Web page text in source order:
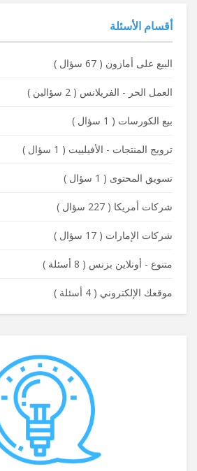
أقسام الأسئلة
البيع على أمازون ( 67 سؤال )
العمل الحر - الفريلانس ( 2 سؤالين )
بيع الكورسات ( 1 سؤال )
ترويج المنتجات - الأفيلييت ( 1 سؤال )
تسويق المحتوى ( 1 سؤال )
شركات أمريكا ( 227 سؤال )
شركات الإمارات ( 17 سؤال )
متنوع - أونلاين بزنس ( 8 أسئلة )
موقعك الإلكتروني ( 4 أسئلة )